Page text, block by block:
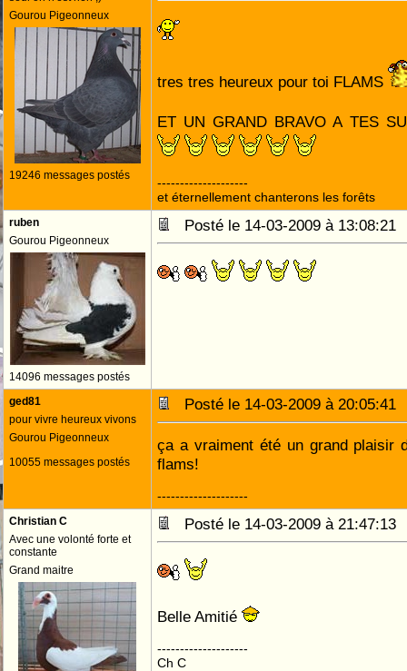
Gourou Pigeonneux
19246 messages postés
tres tres heureux pour toi FLAMS
ET UN GRAND BRAVO A TES
--------------------
et éternellement chanterons les forêts
ruben
Gourou Pigeonneux
14096 messages postés
Posté le 14-03-2009 à
ged81
pour vivre heureux vivons
Gourou Pigeonneux
10055 messages postés
Posté le 14-03-2009 à
ça a vraiment été un grand plaisir
flams!
--------------------
Christian C
Avec une volonté forte et
constante
Grand maitre
Posté le 14-03-2009 à
Belle Amitié
--------------------
Ch C